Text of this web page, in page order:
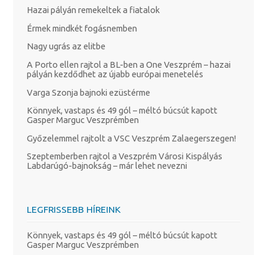
Hazai pályán remekeltek a fiatalok
Érmek mindkét fogásnemben
Nagy ugrás az elitbe
A Porto ellen rajtol a BL-ben a One Veszprém – hazai
pályán kezdődhet az újabb európai menetelés
Varga Szonja bajnoki ezüstérme
Könnyek, vastaps és 49 gól – méltó búcsút kapott
Gasper Marguc Veszprémben
Győzelemmel rajtolt a VSC Veszprém Zalaegerszegen!
Szeptemberben rajtol a Veszprém Városi Kispályás
Labdarúgó-bajnokság – már lehet nevezni
LEGFRISSEBB HÍREINK
Könnyek, vastaps és 49 gól – méltó búcsút kapott
Gasper Marguc Veszprémben